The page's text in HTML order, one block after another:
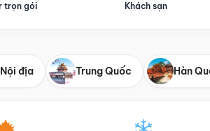
trọn gói Khách sạn
Nội địa Trung Quốc Hàn